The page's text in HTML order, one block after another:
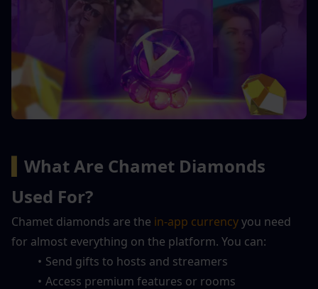
What Are Chamet Diamonds
Used For?
Chamet diamonds are the in-app currency you need
for almost everything on the platform. You can:
Send gifts to hosts and streamers
Access premium features or rooms